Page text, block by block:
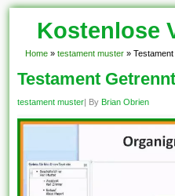
Kostenlose
Home » testament muster »
Testament
testament muster| By Brian Obrien